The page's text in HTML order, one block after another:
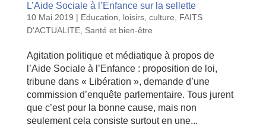
L’Aide Sociale à l’Enfance sur la sellette
10 Mai 2019 | Education, loisirs, culture, FAITS
D'ACTUALITE, Santé et bien-être
Agitation politique et médiatique à propos de
l’Aide Sociale à l’Enfance : proposition de loi,
tribune dans « Libération », demande d’une
commission d’enquête parlementaire. Tous jurent
que c’est pour la bonne cause, mais non
seulement cela consiste surtout en une...